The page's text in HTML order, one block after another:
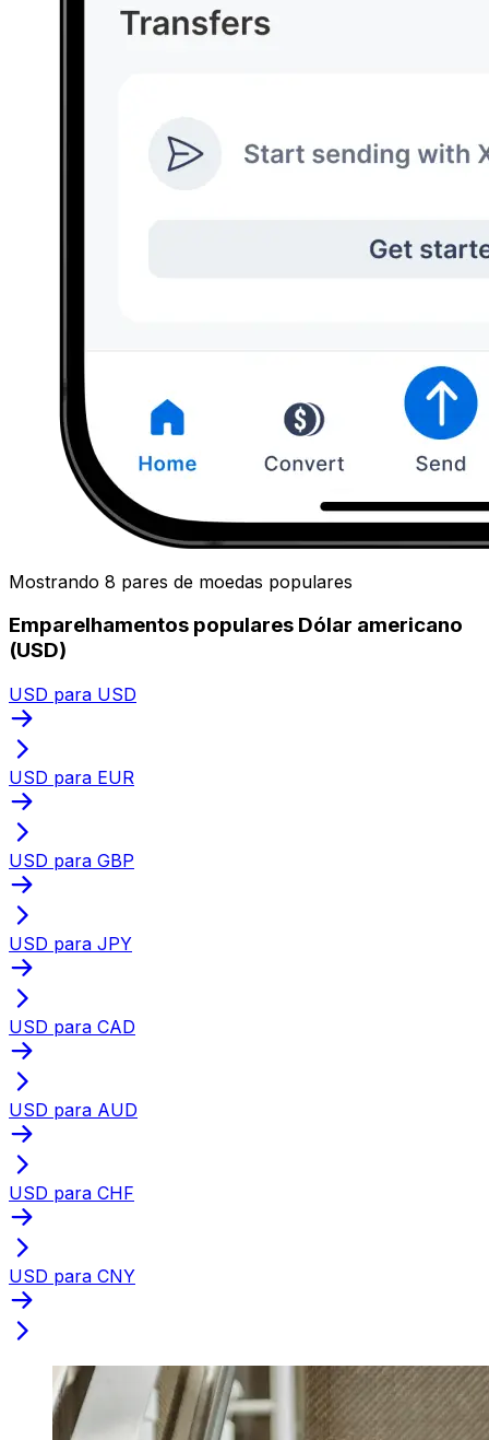
Mostrando 8 pares de moedas populares
Emparelhamentos populares Dólar americano
(USD)
USD para USD
USD para EUR
USD para GBP
USD para JPY
USD para CAD
USD para AUD
USD para CHF
USD para CNY